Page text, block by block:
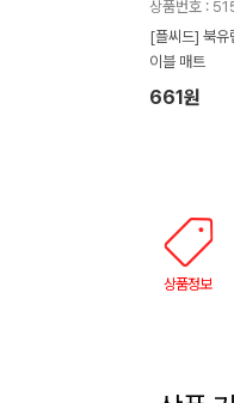
상품번호 :
[플씨드] 북유
이블 매트
661원
상품정보